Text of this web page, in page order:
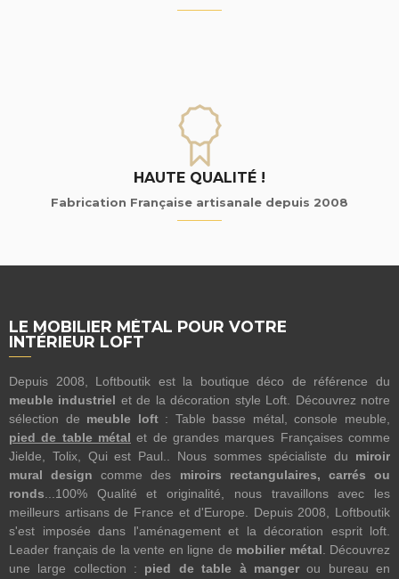
HAUTE QUALITÉ !
Fabrication Française artisanale depuis 2008
LE MOBILIER MÉTAL POUR VOTRE
INTÉRIEUR LOFT
Depuis 2008, Loftboutik est la boutique déco de référence du
meuble industriel et de la décoration style Loft. Découvrez notre
sélection de meuble loft: Table basse métal, console meuble,
pied de table métal et de grandes marques Françaises comme
Jielde, Tolix, Qui est Paul.. Nous sommes spécialiste du miroir
mural design comme des miroirs rectangulaires, carrés ou
ronds...100% Qualité et originalité, nous travaillons avec les
meilleurs artisans de France et d'Europe. Depuis 2008, Loftboutik
s'est imposée dans l'aménagement et la décoration esprit loft.
Leader français de la vente en ligne de mobilier métal. Découvrez
une large collection : pied de table à mangerou bureau en